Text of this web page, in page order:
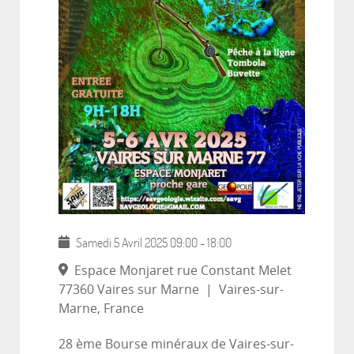
Samedi 5 Avril 2025 09:00 -18:00
Espace Monjaret rue Constant Melet
77360 Vaires sur Marne
|
Vaires-sur-
Marne, France
28 ème Bourse minéraux de Vaires-sur-